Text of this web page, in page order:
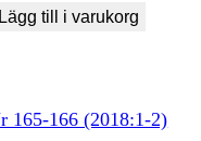
Lägg till i varukorg